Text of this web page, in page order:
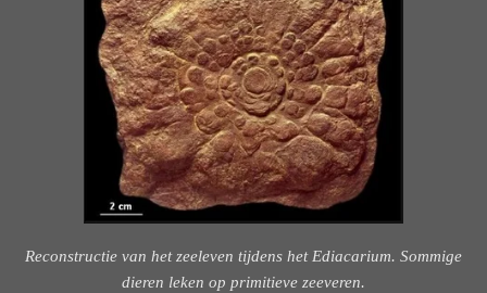
Reconstructie van het zeeleven tijdens het Ediacarium. Sommige
dieren leken op primitieve zeeveren.